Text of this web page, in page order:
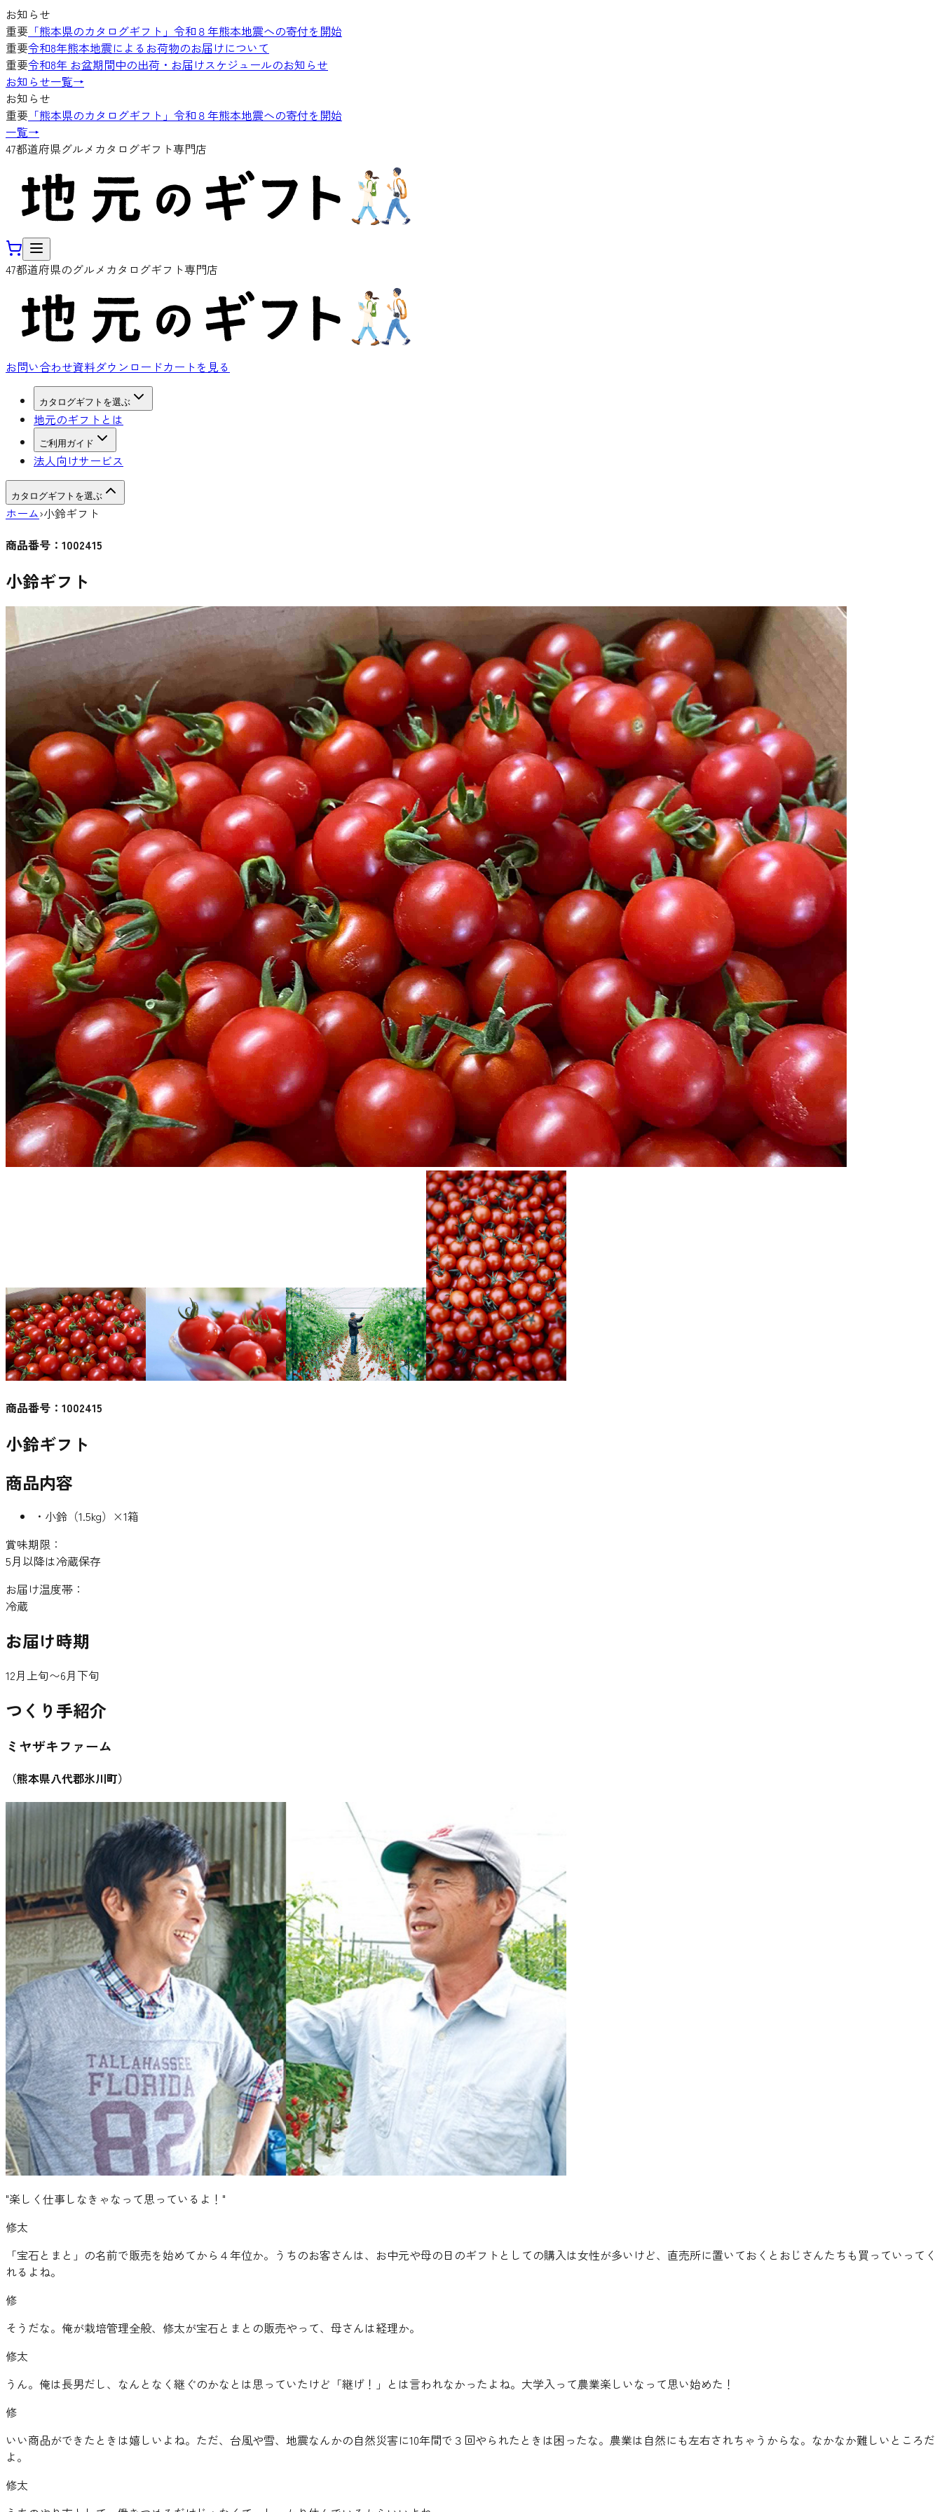
お知らせ
重要 「熊本県のカタログギフト」令和８年熊本地震への寄付を開始
重要令和8年熊本地震によるお荷物のお届けについて
重要令和8年 お盆期間中の出荷・お届けスケジュールのお知らせ
お知らせ一覧→
お知らせ
重要 「熊本県のカタログギフト」令和８年熊本地震への寄付を開始
一覧→
47都道府県グルメカタログギフト専門店
47都道府県のグルメカタログギフト専門店
お問い合わせ資料ダウンロードカートを見る
カタログギフトを選ぶ
地元のギフトとは
ご利用ガイド
法人向けサービス
カタログギフトを選ぶ
ホーム›小鈴ギフト
商品番号： 1002415
小鈴ギフト
商品番号： 1002415
小鈴ギフト
商品内容
・小鈴（1.5kg）×1箱
賞味期限：
5月以降は冷蔵保存
お届け温度帯：
冷蔵
お届け時期
12月上旬〜6月下旬
つくり手紹介
ミヤザキファーム
（熊本県八代郡氷川町）
"楽しく仕事しなきゃなって思っているよ！ "
修太
「宝石とまと」の名前で販売を始めてから４年位か。うちのお客さんは、お中元や母の日のギフトとしての購入は女性が多いけど、直売所に置いておくとおじさんたちも買っていってく
れるよね。
修
そうだな。俺が栽培管理全般、修太が宝石とまとの販売やって、母さんは経理か。
修太
うん。俺は長男だし、なんとなく継ぐのかなとは思っていたけど「継げ！」とは言われなかったよね。大学入って農業楽しいなって思い始めた！
修
いい商品ができたときは嬉しいよね。ただ、台風や雪、地震なんかの自然災害に10年間で３回やられたときは困ったな。農業は自然にも左右されちゃうからな。なかなか難しいところだ
よ。
修太